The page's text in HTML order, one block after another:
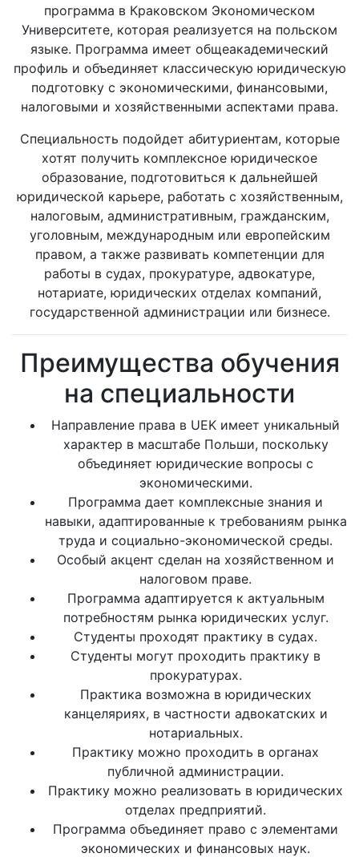
программа в Краковском Экономическом
Университете, которая реализуется на польском
языке. Программа имеет общеакадемический
профиль и объединяет классическую юридическую
подготовку с экономическими, финансовыми,
налоговыми и хозяйственными аспектами права.
Специальность подойдет абитуриентам, которые
хотят получить комплексное юридическое
образование, подготовиться к дальнейшей
юридической карьере, работать с хозяйственным,
налоговым, административным, гражданским,
уголовным, международным или европейским
правом, а также развивать компетенции для
работы в судах, прокуратуре, адвокатуре,
нотариате, юридических отделах компаний,
государственной администрации или бизнесе.
Преимущества обучения
на специальности
Направление права в UEK имеет уникальный
характер в масштабе Польши, поскольку
объединяет юридические вопросы с
экономическими.
Программа дает комплексные знания и
навыки, адаптированные к требованиям рынка
труда и социально-экономической среды.
Особый акцент сделан на хозяйственном и
налоговом праве.
Программа адаптируется к актуальным
потребностям рынка юридических услуг.
Студенты проходят практику в судах.
Студенты могут проходить практику в
прокуратурах.
Практика возможна в юридических
канцеляриях, в частности адвокатских и
нотариальных.
Практику можно проходить в органах
публичной администрации.
Практику можно реализовать в юридических
отделах предприятий.
Программа объединяет право с элементами
экономических и финансовых наук.